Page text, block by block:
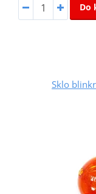
Do
Sklo